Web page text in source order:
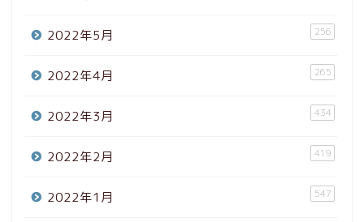
2022年5月 256
2022年4月 265
2022年3月 434
2022年2月 419
2022年1月 547